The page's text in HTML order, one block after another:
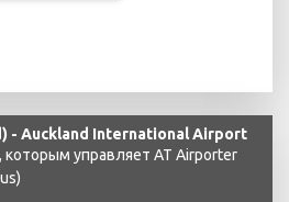
- Auckland International Airport
управляет AT Airporter